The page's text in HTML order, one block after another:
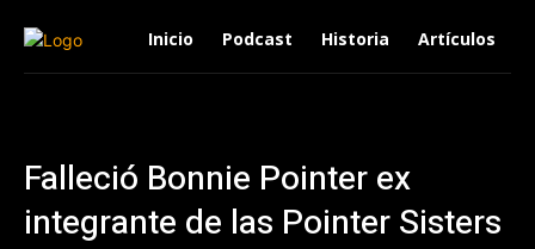
Inicio Podcast Historia Artículos
Falleció Bonnie Pointer ex
integrante de las Pointer Sisters